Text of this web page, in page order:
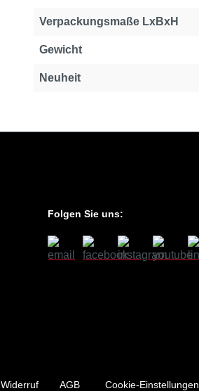
Verpackungsmaße LxBxH
Gewicht
Neuheit
Folgen Sie uns:
Widerruf AGB Cookie-Einstellungen